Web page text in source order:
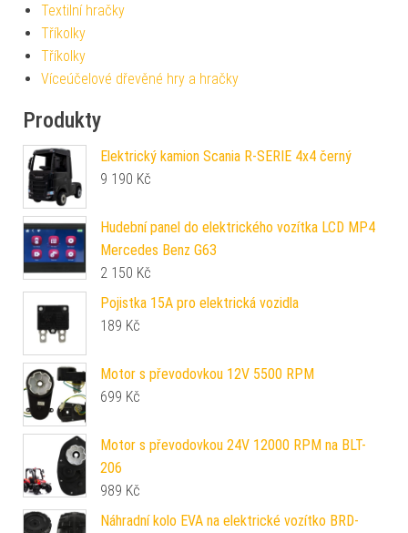
Textilní hračky
Tříkolky
Tříkolky
Víceúčelové dřevěné hry a hračky
Produkty
Elektrický kamion Scania R-SERIE 4x4 černý
9 190 Kč
Hudební panel do elektrického vozítka LCD MP4
Mercedes Benz G63
2 150 Kč
Pojistka 15A pro elektrická vozidla
189 Kč
Motor s převodovkou 12V 5500 RPM
699 Kč
Motor s převodovkou 24V 12000 RPM na BLT-
206
989 Kč
Náhradní kolo EVA na elektrické vozítko BRD-